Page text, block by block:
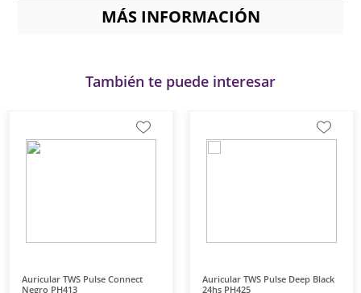
MÁS INFORMACIÓN
También te puede interesar
Auricular TWS Pulse Connect
Negro PH413
Auricular TWS Pulse Deep Black
24hs PH425